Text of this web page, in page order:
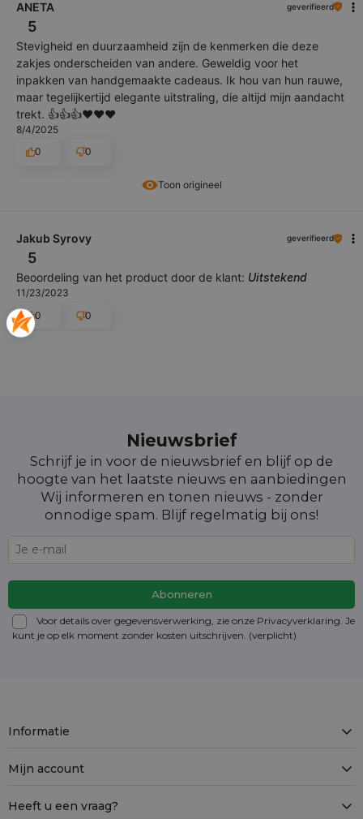
Toon origineel
ANETA geverifieerd
5
Stevigheid en duurzaamheid zijn de kenmerken die deze
zakjes onderscheiden van andere. Geweldig voor het
inpakken van handgemaakte cadeaus. Ik hou van hun rauwe,
maar tegelijkertijd elegante uitstraling, die altijd mijn aandacht
trekt. 👍️👍️👍️❤️❤️❤️
8/4/2025
0
0
Jakub Syrovy geverifieerd
5
Beoordeling van het product door de klant: Uitstekend
11/23/2023
0
0
Nieuwsbrief
Schrijf je in voor de nieuwsbrief en blijf op de
hoogte van het laatste nieuws en aanbiedingen
Wij informeren en tonen nieuws - zonder
onnodige spam. Blijf regelmatig bij ons!
Voor details over gegevensverwerking, zie onze Privacyverklaring. Je
kunt je op elk moment zonder kosten uitschrijven. (verplicht)
Informatie
Mijn account
Heeft u een vraag?